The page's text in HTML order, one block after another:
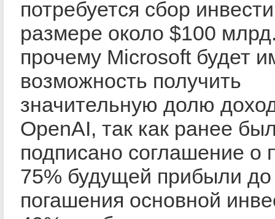
потребуется сбор
размере около $100
прочему Microsoft будет
возможность получить
значительную долю
OpenAI, так как ранее
подписано соглашение о
75% будущей прибыли до
погашения основной